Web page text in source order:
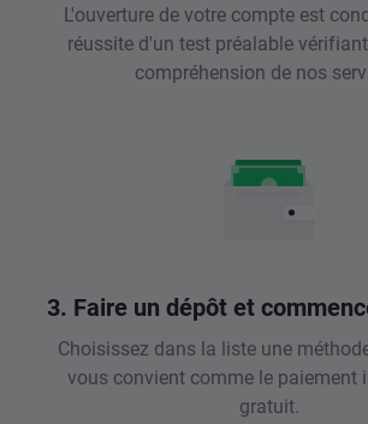
L'ouverture de votre compte est
réussite d'un test préalable
compréhension de nos
3. Faire un dépôt et
Choisissez dans la liste une
vous convient comme le paiement
gratuit.